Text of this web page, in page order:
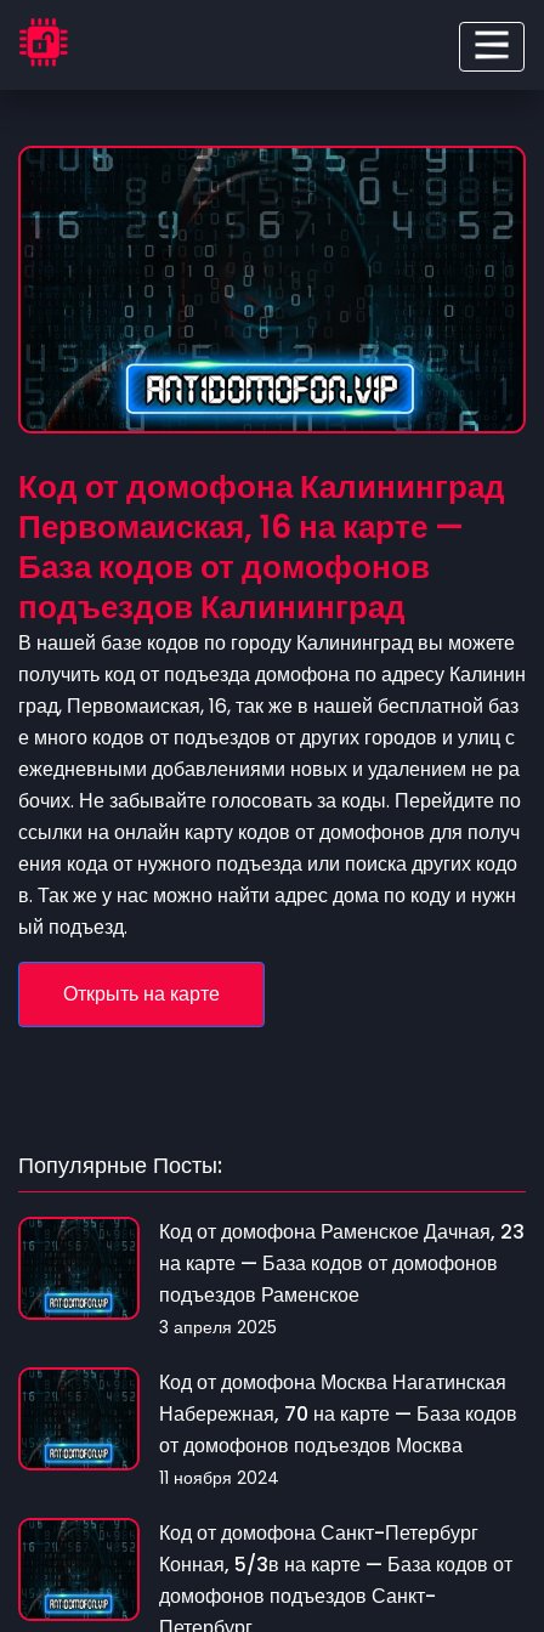
Код от домофона Калининград
Первомаиская, 16 на карте —
База кодов от домофонов
подъездов Калининград
В нашей базе кодов по городу Калининград вы можете
получить код от подъезда домофона по адресу Калинин
град, Первомаиская, 16, так же в нашей бесплатной баз
е много кодов от подъездов от других городов и улиц с
ежедневными добавлениями новых и удалением не ра
бочих. Не забывайте голосовать за коды. Перейдите по
ссылки на онлайн карту кодов от домофонов для получ
ения кода от нужного подъезда или поиска других кодо
в. Так же у нас можно найти адрес дома по коду и нужн
ый подъезд.
Открыть на карте
Популярные Посты:
Код от домофона Раменское Дачная, 23
на карте — База кодов от домофонов
подъездов Раменское
3 апреля 2025
Код от домофона Москва Нагатинская
Набережная, 70 на карте — База кодов
от домофонов подъездов Москва
11 ноября 2024
Код от домофона Санкт-Петербург
Конная, 5/3в на карте — База кодов от
домофонов подъездов Санкт-